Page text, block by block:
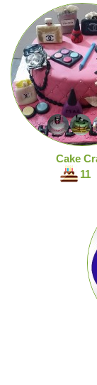
Cake
11